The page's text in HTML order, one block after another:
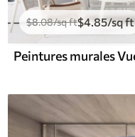
$8.08/sq ft$4.85/sq ft